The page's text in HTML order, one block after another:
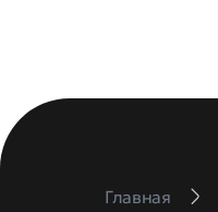
Главная